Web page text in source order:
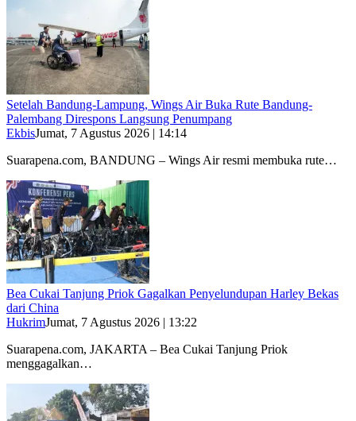
Setelah Bandung-Lampung, Wings Air Buka Rute Bandung-
Palembang Direspons Langsung Penumpang
EkbisJumat, 7 Agustus 2026 | 14:14
Suarapena.com, BANDUNG – Wings Air resmi membuka rute…
Bea Cukai Tanjung Priok Gagalkan Penyelundupan Harley Bekas
dari China
HukrimJumat, 7 Agustus 2026 | 13:22
Suarapena.com, JAKARTA – Bea Cukai Tanjung Priok
menggagalkan…